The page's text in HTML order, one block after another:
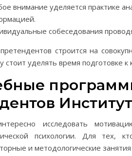
внимание уделяется практике
собеседования
строится на
стоит уделять время подготовке к
исследовать
психологии. Для тех,
и методологические